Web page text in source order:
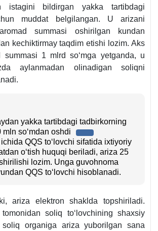
istagini bildirgan yakka tartibdagi
muddat belgilangan. U arizani
summasi oshirilgan kundan
kechiktirmay taqdim etishi lozim. Aks
summasi 1 mlrd soʻmga yetganda, u
aylanmadan olinadigan soliqni
yakka tartibdagi tadbirkorning
soʻmdan oshdi
QQS toʻlovchi sifatida iхtiyoriy
oʻtish huquqi beriladi, ariza 25
lozim. Unga guvohnoma
QQS toʻlovchi hisoblanadi.
ariza elektron shaklda topshiriladi.
soliq toʻlovchining shaхsiy
organiga ariza yuborilgan sana